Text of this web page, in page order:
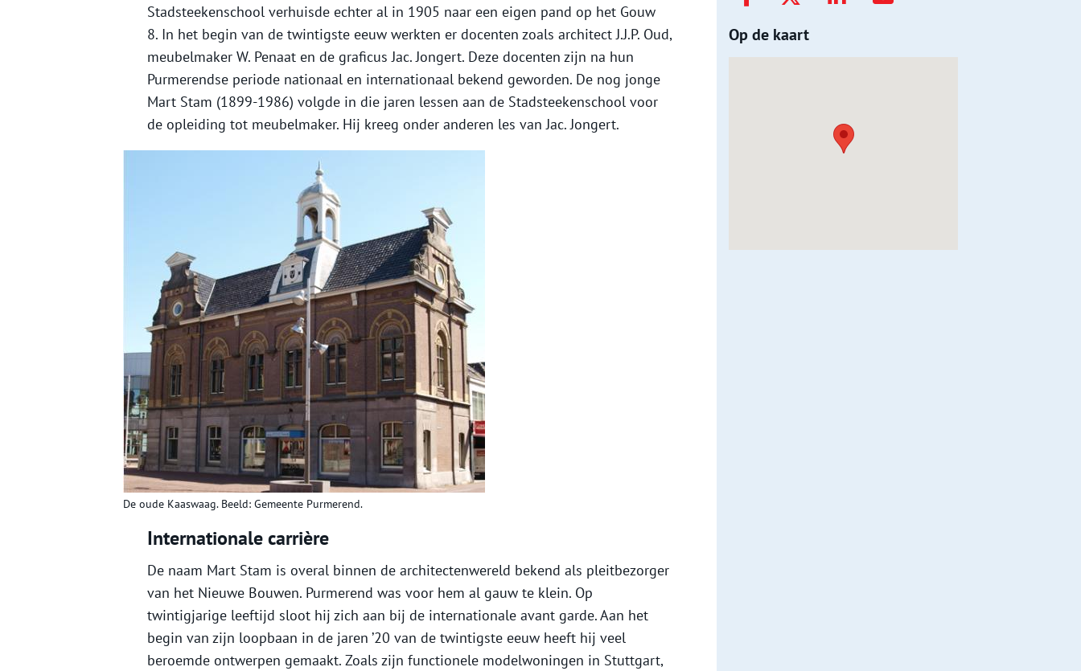
Stadsteekenschool verhuisde echter al in 1905 naar een eigen pand op het Gouw
8. In het begin van de twintigste eeuw werkten er docenten zoals architect J.J.P. Oud,
meubelmaker W. Penaat en de graficus Jac. Jongert. Deze docenten zijn na hun
Purmerendse periode nationaal en internationaal bekend geworden. De nog jonge
Mart Stam (1899-1986) volgde in die jaren lessen aan de Stadsteekenschool voor
de opleiding tot meubelmaker. Hij kreeg onder anderen les van Jac. Jongert.
De oude Kaaswaag. Beeld: Gemeente Purmerend.
Internationale carrière
De naam Mart Stam is overal binnen de architectenwereld bekend als pleitbezorger
van het Nieuwe Bouwen. Purmerend was voor hem al gauw te klein. Op
twintigjarige leeftijd sloot hij zich aan bij de internationale avant garde. Aan het
begin van zijn loopbaan in de jaren ’20 van de twintigste eeuw heeft hij veel
beroemde ontwerpen gemaakt. Zoals zijn functionele modelwoningen in Stuttgart,
Op de kaart